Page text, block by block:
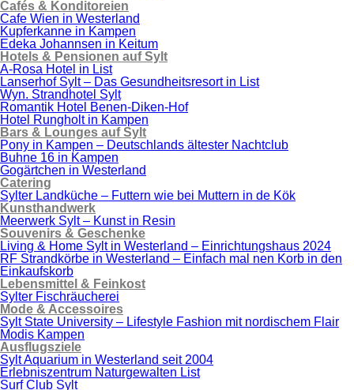
Cafés & Konditoreien
Cafe Wien in Westerland
Kupferkanne in Kampen
Edeka Johannsen in Keitum
Hotels & Pensionen auf Sylt
A-Rosa Hotel in List
Lanserhof Sylt – Das Gesundheitsresort in List
Wyn. Strandhotel Sylt
Romantik Hotel Benen-Diken-Hof
Hotel Rungholt in Kampen
Bars & Lounges auf Sylt
Pony in Kampen – Deutschlands ältester Nachtclub
Buhne 16 in Kampen
Gogärtchen in Westerland
Catering
Sylter Landküche – Futtern wie bei Muttern in de Kök
Kunsthandwerk
Meerwerk Sylt – Kunst in Resin
Souvenirs & Geschenke
Living & Home Sylt in Westerland – Einrichtungshaus 2024
RF Strandkörbe in Westerland – Einfach mal nen Korb in den
Einkaufskorb
Lebensmittel & Feinkost
Sylter Fischräucherei
Mode & Accessoires
Sylt State University – Lifestyle Fashion mit nordischem Flair
Modis Kampen
Ausflugsziele
Sylt Aquarium in Westerland seit 2004
Erlebniszentrum Naturgewalten List
Surf Club Sylt